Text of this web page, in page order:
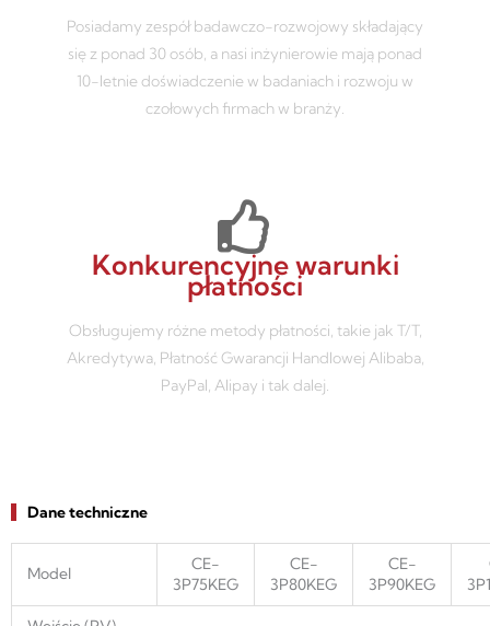
Posiadamy zespół badawczo-rozwojowy składający
się z ponad 30 osób, a nasi inżynierowie mają ponad
10-letnie doświadczenie w badaniach i rozwoju w
czołowych firmach w branży.
Konkurencyjne warunki
płatności
Obsługujemy różne metody płatności, takie jak T/T,
Akredytywa, Płatność Gwarancji Handlowej Alibaba,
PayPal, Alipay i tak dalej.
Dane techniczne
Model
CE-
3P75KEG
CE-
3P80KEG
CE-
3P90KEG